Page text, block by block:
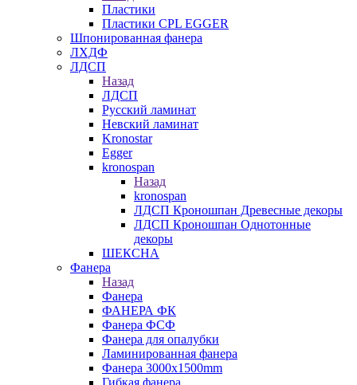
Пластики
Пластики CPL EGGER
Шпонированная фанера
ЛХДФ
ЛДСП
Назад
ЛДСП
Русский ламинат
Невский ламинат
Kronostar
Egger
kronospan
Назад
kronospan
ЛДСП Кроношпан Древесные декоры
ЛДСП Кроношпан Однотонные
декоры
ШЕКСНА
Фанера
Назад
Фанера
ФАНЕРА ФК
Фанера ФСФ
Фанера для опалубки
Ламинированная фанера
Фанера 3000х1500mm
Гибкая фанера